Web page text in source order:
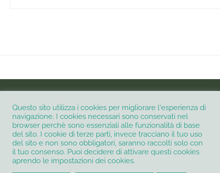
Informativa Privacy e Cookie Policy
Contatti
Termini e condizioni
@2021 - All Right Reserved. Creato e sviluppato con
Questo sito utilizza i cookies per migliorare l'esperienza di
navigazione. I cookies necessari sono conservati nel
browser perchè sono essenziali alle funzionalità di base
del sito. I cookie di terze parti, invece tracciano il tuo uso
del sito e non sono obbligatori, saranno raccolti solo con
il tuo consenso. Puoi decidere di attivare questi cookies
aprendo le impostazioni dei cookies.